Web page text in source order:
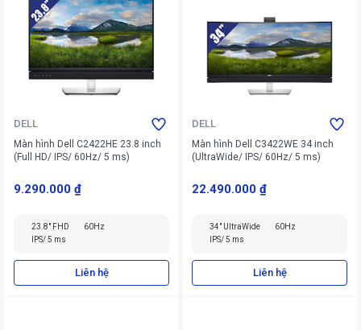
DELL
Màn hình Dell C2422HE 23.8 inch
(Full HD/ IPS/ 60Hz/ 5 ms)
9.290.000 ₫
23.8" FHD
60Hz
IPS/ 5 ms
Liên hệ
DELL
Màn hình Dell C3422WE 34 inch
(UltraWide/ IPS/ 60Hz/ 5 ms)
22.490.000 ₫
34" UltraWide
60Hz
IPS/ 5 ms
Liên hệ